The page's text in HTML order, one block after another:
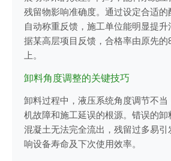
残留物影响准确度。通过设定合适的
自动称重反馈，施工单位能明显提升
据某高层项目反馈，合格率由原先的
上。
卸料角度调整的关键技巧
卸料过程中，液压系统角度调节不
机故障和施工延误的根源。错误的
混凝土无法完全流出，残留过多易
响设备寿命及下次使用效率。